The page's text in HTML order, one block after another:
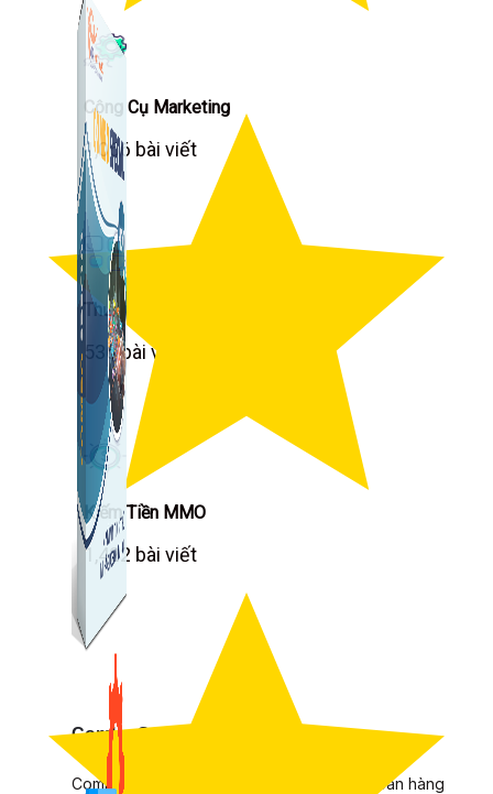
Công Cụ Marketing
1,066 bài viết
Thủ Thuật Facebook
536 bài viết
Kiếm Tiền MMO
1,422 bài viết
Combo Special
Combo 3 phần mềm tự chọn: chương trình bán hàng